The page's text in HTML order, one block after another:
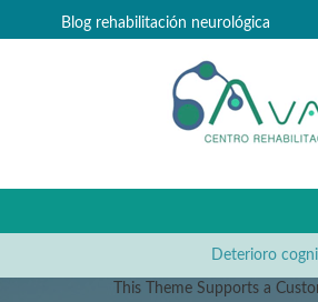
Blog rehabilitación neurológica
Deterioro
This Theme Supports a